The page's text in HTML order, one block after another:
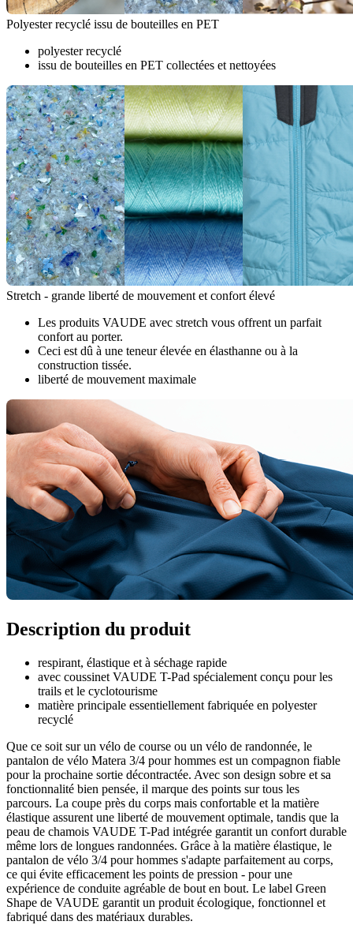
Polyester recyclé issu de bouteilles en PET
polyester recyclé
issu de bouteilles en PET collectées et nettoyées
Stretch - grande liberté de mouvement et confort élevé
Les produits VAUDE avec stretch vous offrent un parfait
confort au porter.
Ceci est dû à une teneur élevée en élasthanne ou à la
construction tissée.
liberté de mouvement maximale
Description du produit
respirant, élastique et à séchage rapide
avec coussinet VAUDE T-Pad spécialement conçu pour les
trails et le cyclotourisme
matière principale essentiellement fabriquée en polyester
recyclé
Que ce soit sur un vélo de course ou un vélo de randonnée, le
pantalon de vélo Matera 3/4 pour hommes est un compagnon fiable
pour la prochaine sortie décontractée. Avec son design sobre et sa
fonctionnalité bien pensée, il marque des points sur tous les
parcours. La coupe près du corps mais confortable et la matière
élastique assurent une liberté de mouvement optimale, tandis que la
peau de chamois VAUDE T-Pad intégrée garantit un confort durable
même lors de longues randonnées. Grâce à la matière élastique, le
pantalon de vélo 3/4 pour hommes s'adapte parfaitement au corps,
ce qui évite efficacement les points de pression - pour une
expérience de conduite agréable de bout en bout. Le label Green
Shape de VAUDE garantit un produit écologique, fonctionnel et
fabriqué dans des matériaux durables.